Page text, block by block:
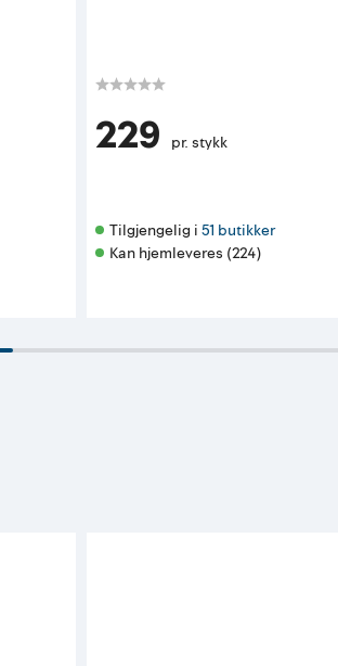
229 pr. stykk
Tilgjengelig i 51 butikker
Kan hjemleveres (224)